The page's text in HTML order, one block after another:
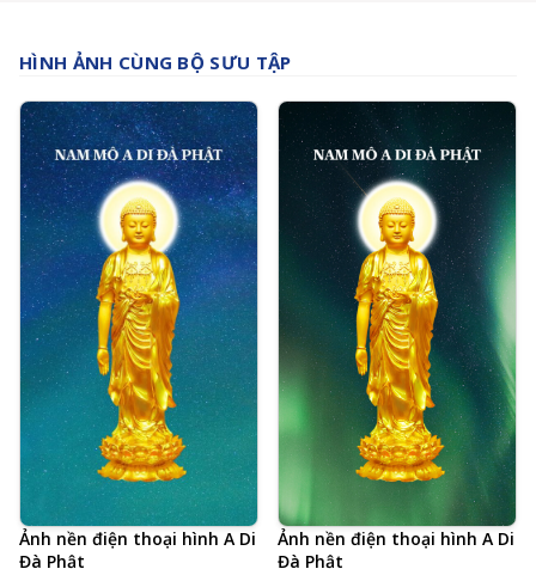
HÌNH ẢNH CÙNG BỘ SƯU TẬP
Ảnh nền điện thoại hình A Di
Đà Phật
Ảnh nền điện thoại hình A Di
Đà Phật